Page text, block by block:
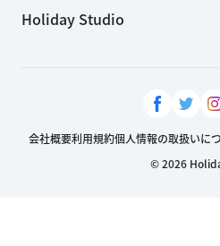
Holiday Studio
会社概要利用規約個人情報の取扱いに
© 2026